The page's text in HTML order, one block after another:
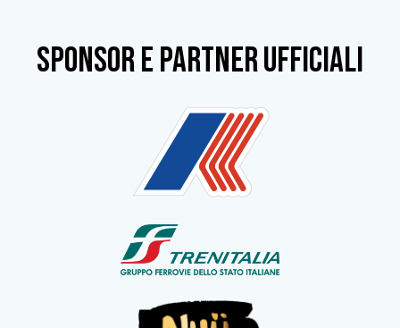
SPONSOR e partner ufficiali